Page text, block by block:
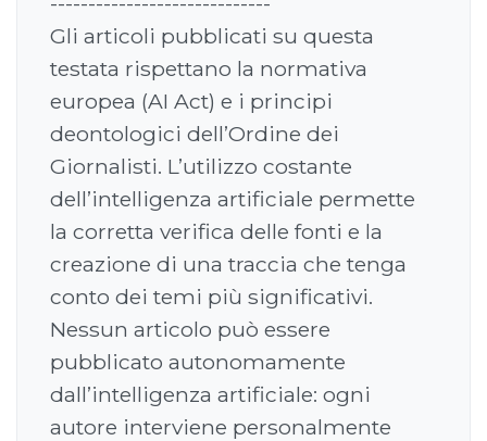
Gli articoli pubblicati su questa
testata rispettano la normativa
europea (AI Act) e i principi
deontologici dell’Ordine dei
Giornalisti. L’utilizzo costante
dell’intelligenza artificiale permette
la corretta verifica delle fonti e la
creazione di una traccia che tenga
conto dei temi più significativi.
Nessun articolo può essere
pubblicato autonomamente
dall’intelligenza artificiale: ogni
autore interviene personalmente